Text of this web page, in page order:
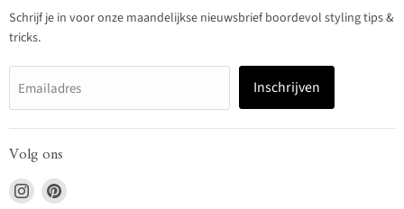
Schrijf je in voor onze maandelijkse nieuwsbrief boordevol styling tips &
tricks.
Emailadres Inschrijven
Volg ons
Vind Vind